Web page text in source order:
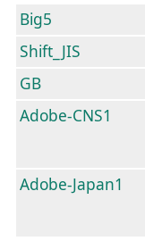
Big5
Shift_JIS
GB
Adobe-CNS1
Adobe-Japan1